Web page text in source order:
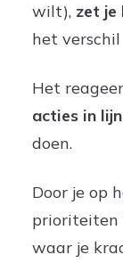
wilt), zet je
het
Het
acties in
doen.
Door je op
prioriteiten
waar je